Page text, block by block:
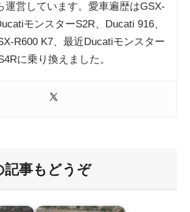
運営しています。愛車遍歴はGSX-
モンスターS2R、Ducati 916、
R600 K7、最近Ducatiモンスター
に乗り換えました。
記事もどうぞ